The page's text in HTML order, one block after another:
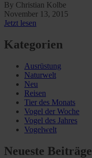
By Christian Kolbe
November 13, 2015
Jetzt lesen
Kategorien
Ausrüstung
Naturwelt
Neu
Reisen
Tier des Monats
Vogel der Woche
Vogel des Jahres
Vogelwelt
Neueste Beiträge